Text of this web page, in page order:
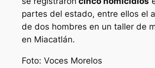
partes del estado, entre ellos el
de dos hombres en un taller de
en Miacatlán.
Foto: Voces Morelos